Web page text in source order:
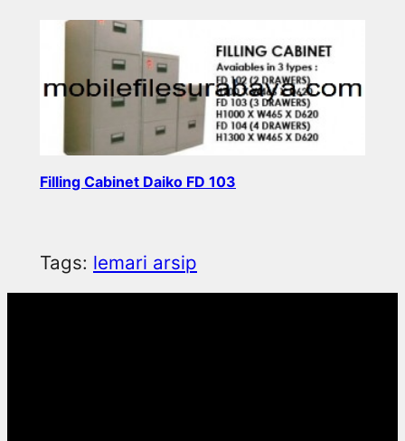
Filling Cabinet Daiko FD 103
Tags: lemari arsip